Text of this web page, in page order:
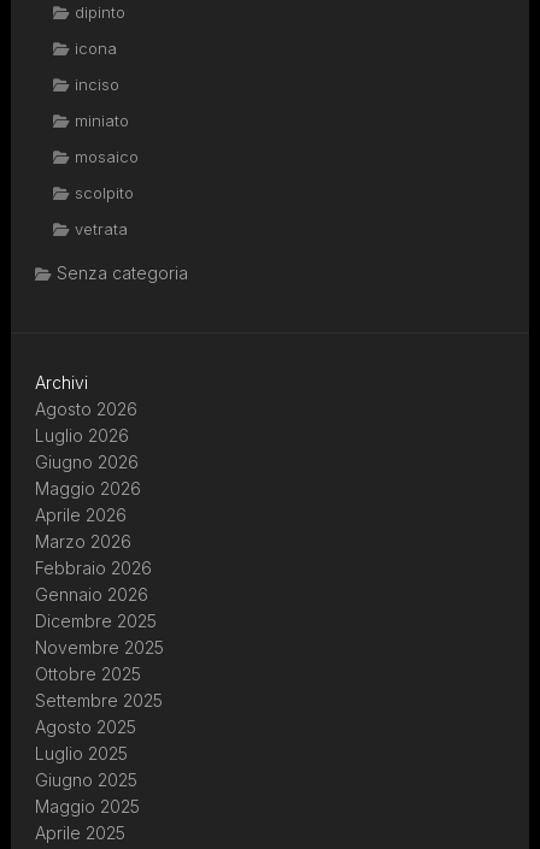
dipinto
icona
inciso
miniato
mosaico
scolpito
vetrata
Senza categoria
Archivi
Agosto 2026
Luglio 2026
Giugno 2026
Maggio 2026
Aprile 2026
Marzo 2026
Febbraio 2026
Gennaio 2026
Dicembre 2025
Novembre 2025
Ottobre 2025
Settembre 2025
Agosto 2025
Luglio 2025
Giugno 2025
Maggio 2025
Aprile 2025